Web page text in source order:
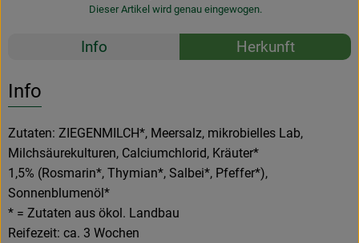
Dieser Artikel wird genau eingewogen.
Rezepte
Info Herkunft
Info
Zutaten: ZIEGENMILCH*, Meersalz, mikrobielles Lab,
Milchsäurekulturen, Calciumchlorid, Kräuter*
1,5% (Rosmarin*, Thymian*, Salbei*, Pfeffer*),
Sonnenblumenöl*
* = Zutaten aus ökol. Landbau
Reifezeit: ca. 3 Wochen